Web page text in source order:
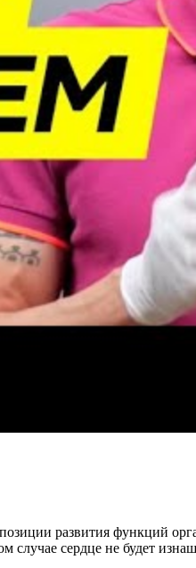
развития функций
сердце не будет